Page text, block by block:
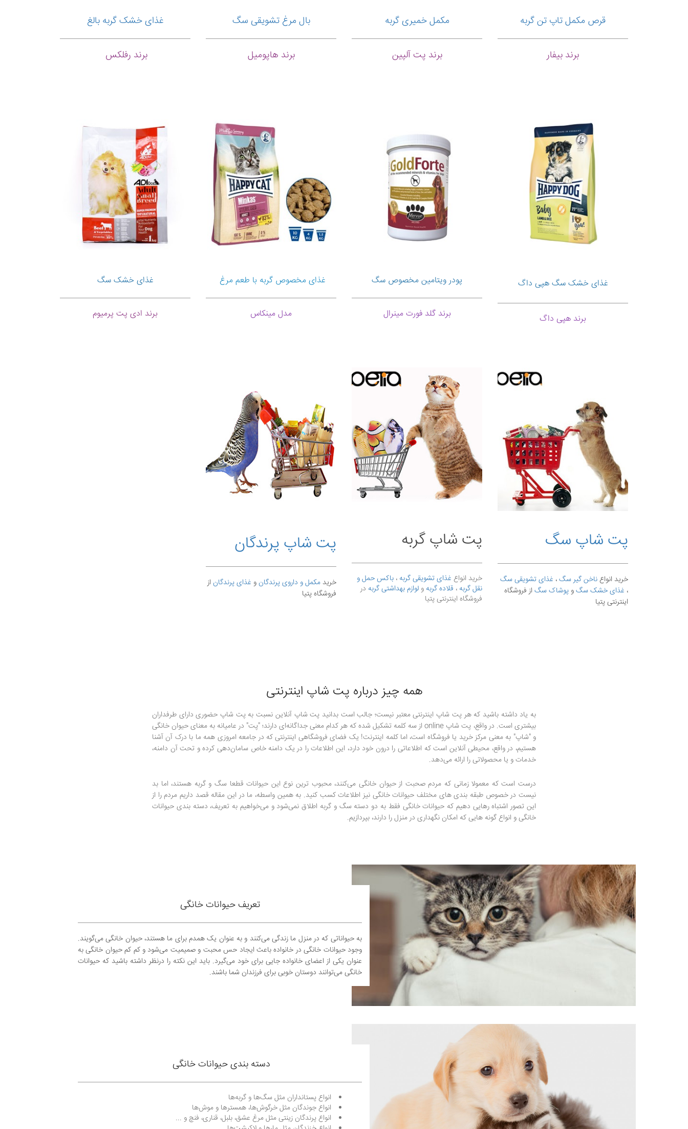
قرص مکمل تاپ تن گربه
برند بیفار
مکمل خمیری گربه
برند پت آلپین
بال مرغ تشویقی سگ
برند هاپومیل
غذای خشک گربه بالغ
برند رفلکس
غذای خشک سگ هپی داگ
برند هپی داگ
پودر ویتامین مخصوص سگ
برند گلد فورت مینرال
غذای مخصوص گربه با طعم مرغ
مدل مینکاس
غذای خشک سگ
برند ادی پت پرمیوم
پت شاپ سگ
خرید انواعناخن گیر سگ، غذای تشویقی سگ
، غذای خشک سگو پوشاک سگاز فروشگاه
اینترنتی پتیا
پت شاپ گربه
خرید انواع غذای تشویقی گربه ، باکس حمل و
نقل گربه ، قلاده گربه و لوازم بهداشتی گربه در
فروشگاه اینترنتی پتیا
پت شاپ پرندگان
خریدمکمل و داروی پرندگانو غذای پرندگاناز
فروشگاه پتیا
همه چیز درباره پت شاپ اینترنتی
به یاد داشته باشید که هر پت شاپ اینترنتی معتبر نیست؛ جالب است بدانید پت شاپ آنلاین نسبت به پت شاپ حضوری دارای طرفداران
بیشتری است. در واقع، پت شاپ online از سه کلمه تشکیل شده که هر کدام معنی جداگانه‌ای دارند؛ "پت" در عامیانه به معنای حیوان خانگی
و "شاپ" به معنی مرکز خرید یا فروشگاه است، اما کلمه اینترنت! یک فضای فروشگاهی اینترنتی که در جامعه امروزی همه ما با درک آن آشنا
هستیم، در واقع، محیطی آنلاین است که اطلاعاتی را درون خود دارد، این اطلاعات را در یک دامنه خاص سامان‌دهی کرده و تحت آن دامنه،
خدمات و یا محصولاتی را ارائه می‌دهد.
درست است که معمولا زمانی که مردم صحبت از حیوان خانگی می‌کنند، محبوب ترین نوع این حیوانات قطعا سگ و گربه هستند، اما بد
نیست در خصوص طبقه بندی های مختلف حیوانات خانگی نیز اطلاعات کسب کنید. به همین واسطه، ما در این مقاله قصد داریم مردم را از
این تصور اشتباه رهایی دهیم که حیوانات خانگی فقط به دو دسته سگ و گربه اطلاق نمی‌شود و می‌خواهیم به تعریف، دسته بندی حیوانات
خانگی و انواع گونه هایی که امکان نگهداری در منزل را دارند، بپردازیم.
تعریف حیوانات خانگی
به حیواناتی که در منزل ما زندگی می‌کنند و به عنوان یک همدم برای ما هستند، حیوان خانگی می‌گویند.
وجود حیوانات خانگی در خانواده باعث ایجاد حس محبت و صمیمیت می‌شود و کم کم حیوان خانگی به
عنوان یکی از اعضای خانواده جایی برای خود می‌گیرد. باید این نکته را درنظر داشته باشید که حیوانات
خانگی می‌توانند دوستان خوبی برای فرزندان شما باشند.
دسته بندی حیوانات خانگی
انواع پستانداران مثل سگ‌ها و گربه‌ها
انواع جوندگان مثل خرگوش‌ها، همسترها و موش‌ها
انواع پرندگان زینتی مثل مرغ عشق، بلبل، قناری، فنچ و ...